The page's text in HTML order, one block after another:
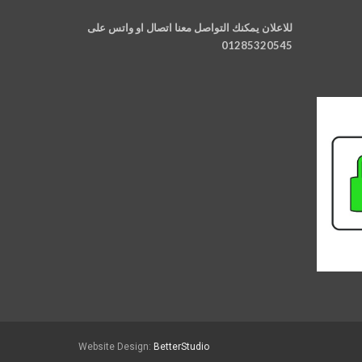
للاعلان يمكنك التواصل معنا اتصال او واتس على
01285320545
Website Design: BetterStudio